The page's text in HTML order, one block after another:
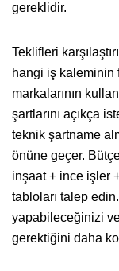
gereklidir.
Teklifleri
hangi iş kaleminin
markalarının
şartlarını açıkça
teknik şartname
önüne geçer.
inşaat + ince işler
tabloları talep
yapabileceğinizi
gerektiğini daha